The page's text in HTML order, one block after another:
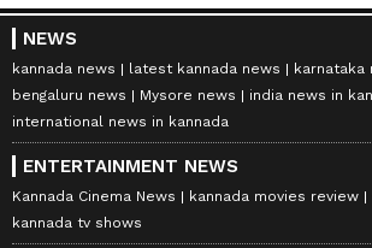
NEWS
kannada news latest kannada news
karnataka
bengaluru news
Mysore news
india news in
international news in kannada
ENTERTAINMENT NEWS
Kannada Cinema News kannada movies review
kannada tv shows